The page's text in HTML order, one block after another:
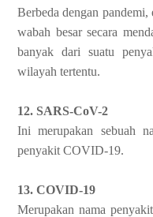
Berbeda dengan
wabah besar secara
banyak dari suatu
wilayah tertentu.
12. SARS-CoV-2
Ini merupakan sebuah
penyakit COVID-19.
13. COVID-19
Merupakan nama